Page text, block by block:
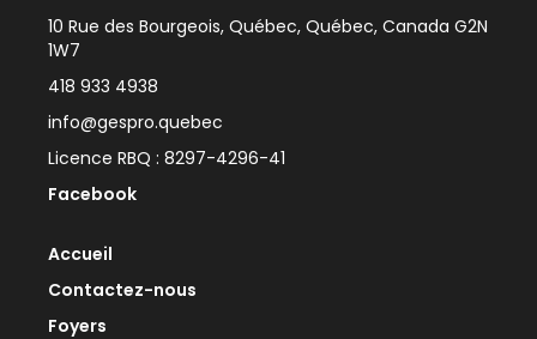
10 Rue des Bourgeois, Québec, Québec, Canada G2N
1W7
418 933 4938
info@gespro.quebec
Licence RBQ : 8297-4296-41
Facebook
Accueil
Contactez-nous
Foyers